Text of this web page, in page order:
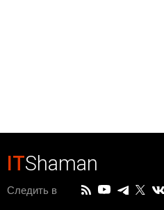
ITShaman
Следить в